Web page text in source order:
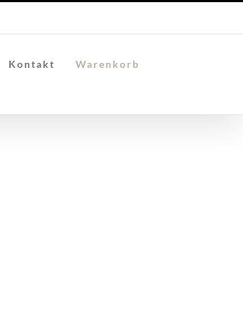
Kontakt Warenkorb